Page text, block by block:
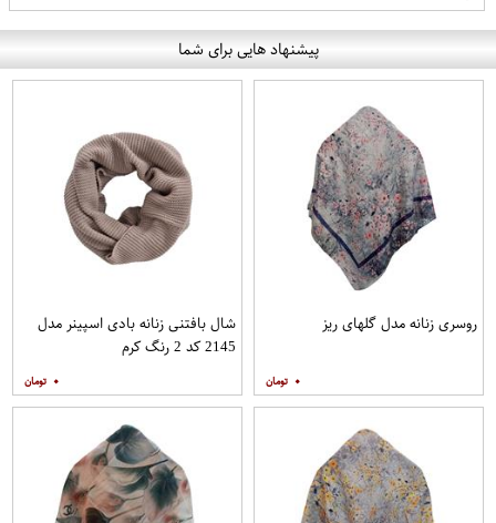
پیشنهاد هایی برای شما
روسری زنانه مدل گلهای ریز
۰
شال بافتنی زنانه بادی اسپینر مدل
2145 کد 2 رنگ کرم
۰